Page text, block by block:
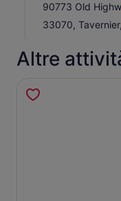
90773 Old
33070,
Altre